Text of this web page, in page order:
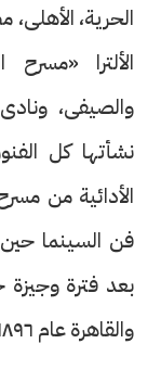
الحرية،
الألترا «مسرح
والصيفى،
نشأتها كل
الأدائية من
بعد فترة وجيزة
والقاهرة عام ١٨٩٦م.